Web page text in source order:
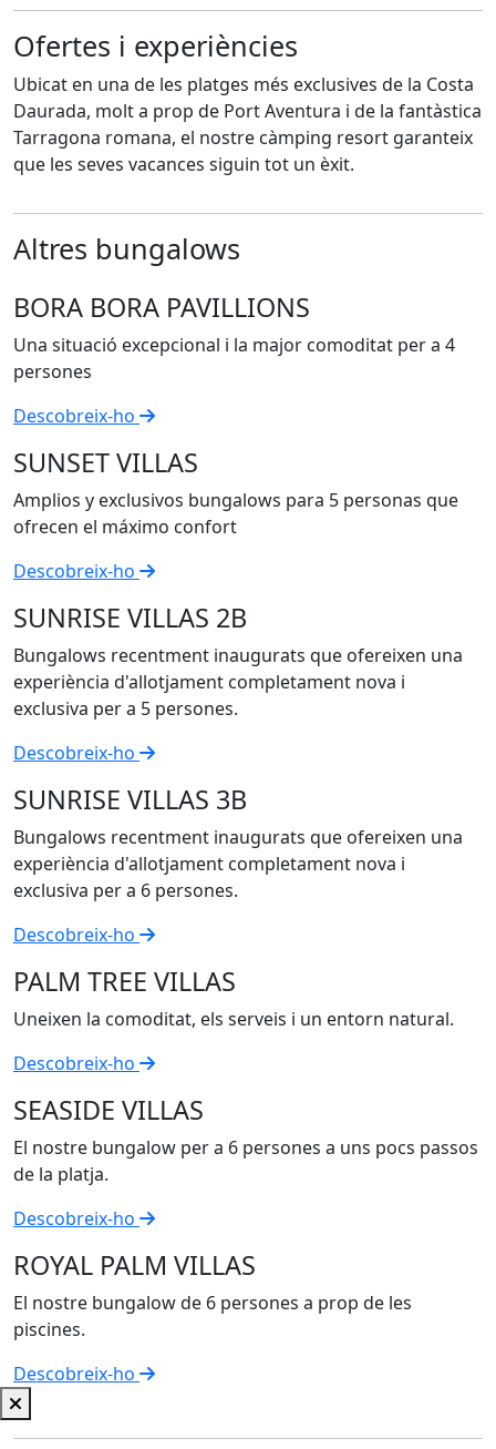
Ofertes i experiències
Ubicat en una de les platges més exclusives de la Costa
Daurada, molt a prop de Port Aventura i de la fantàstica
Tarragona romana, el nostre càmping resort garanteix
que les seves vacances siguin tot un èxit.
Altres bungalows
BORA BORA PAVILLIONS
Una situació excepcional i la major comoditat per a 4
persones
Descobreix-ho
SUNSET VILLAS
Amplios y exclusivos bungalows para 5 personas que
ofrecen el máximo confort
Descobreix-ho
SUNRISE VILLAS 2B
Bungalows recentment inaugurats que ofereixen una
experiència d'allotjament completament nova i
exclusiva per a 5 persones.
Descobreix-ho
SUNRISE VILLAS 3B
Bungalows recentment inaugurats que ofereixen una
experiència d'allotjament completament nova i
exclusiva per a 6 persones.
Descobreix-ho
PALM TREE VILLAS
Uneixen la comoditat, els serveis i un entorn natural.
Descobreix-ho
SEASIDE VILLAS
El nostre bungalow per a 6 persones a uns pocs passos
de la platja.
Descobreix-ho
ROYAL PALM VILLAS
El nostre bungalow de 6 persones a prop de les
piscines.
Descobreix-ho